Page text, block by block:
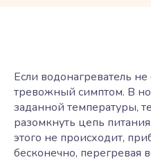
Если водонагреватель не
тревожный симптом. В
заданной температуры,
разомкнуть цепь
этого не происходит,
бесконечно, перегревая